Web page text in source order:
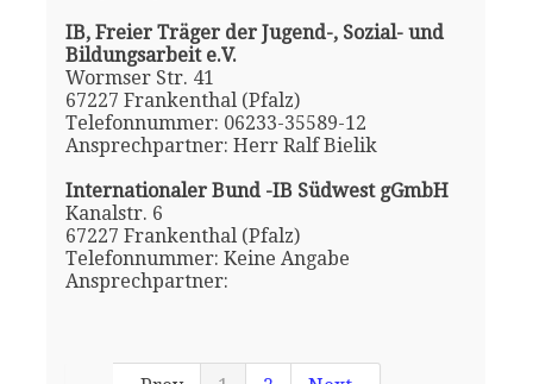
IB, Freier Träger der Jugend-, Sozial- und
Bildungsarbeit e.V.
Wormser Str. 41
67227 Frankenthal (Pfalz)
Telefonnummer: 06233-35589-12
Ansprechpartner: Herr Ralf Bielik
Internationaler Bund -IB Südwest gGmbH
Kanalstr. 6
67227 Frankenthal (Pfalz)
Telefonnummer: Keine Angabe
Ansprechpartner: